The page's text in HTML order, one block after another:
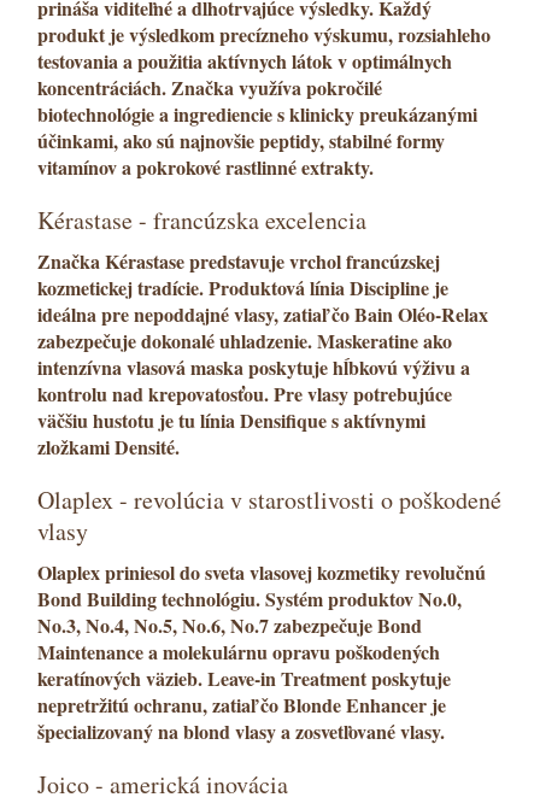
prináša viditeľné a dlhotrvajúce výsledky. Každý
produkt je výsledkom precízneho výskumu, rozsiahleho
testovania a použitiaaktívnych látokv optimálnych
koncentráciách. Značka využíva pokročilé
biotechnológie a ingrediencie s klinicky preukázanými
účinkami, ako sú najnovšie peptidy, stabilné formy
vitamínov a pokrokové rastlinné extrakty.
Kérastase - francúzska excelencia
ZnačkaKérastasepredstavuje vrchol francúzskej
kozmetickej tradície. Produktová líniaDiscipline je
ideálna prenepoddajné vlasy, zatiaľ čoBain Oléo-Relax
zabezpečuje dokonalé uhladzenie.Maskeratineako
intenzívnavlasová maskaposkytujehĺbkovú výživua
kontrolu nad krepovatosťou. Pre vlasy potrebujúce
väčšiu hustotu je tu líniaDensifiques aktívnymi
zložkamiDensité.
Olaplex - revolúcia v starostlivosti o poškodené
vlasy
Olaplexpriniesol do sveta vlasovej kozmetiky revolučnú
Bond Buildingtechnológiu. Systém produktovNo.0,
No.3, No.4, No.5, No.6, No.7zabezpečujeBond
Maintenanceamolekulárnu opravupoškodených
keratínových väzieb.Leave-in Treatmentposkytuje
nepretržitú ochranu, zatiaľ čoBlonde Enhancer je
špecializovaný nablond vlasyazosvetľované vlasy.
Joico - americká inovácia